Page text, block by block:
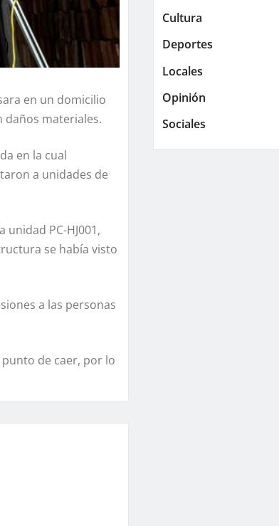
en un domicilio
daños materiales.
en la cual
a unidades de
PC-HJ001,
se había visto
a las personas
de caer, por lo
Cultura
Deportes
Locales
Opinión
Sociales